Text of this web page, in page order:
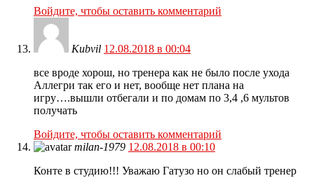
Войдите, чтобы оставить комментарий
Kubvil 12.08.2018 в 00:04
все вроде хорош, но тренера как не было после ухода
Аллегри так его и нет, вообще нет плана на
игру….вышли отбегали и по домам по 3,4 ,6 мультов
получать
Войдите, чтобы оставить комментарий
milan-1979 12.08.2018 в 00:10
Конте в студию!!! Уважаю Гатузо но он слабый тренер